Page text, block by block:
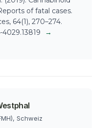
of fatal cases.
64(1), 270–274.
4029.13819
→
Schweiz